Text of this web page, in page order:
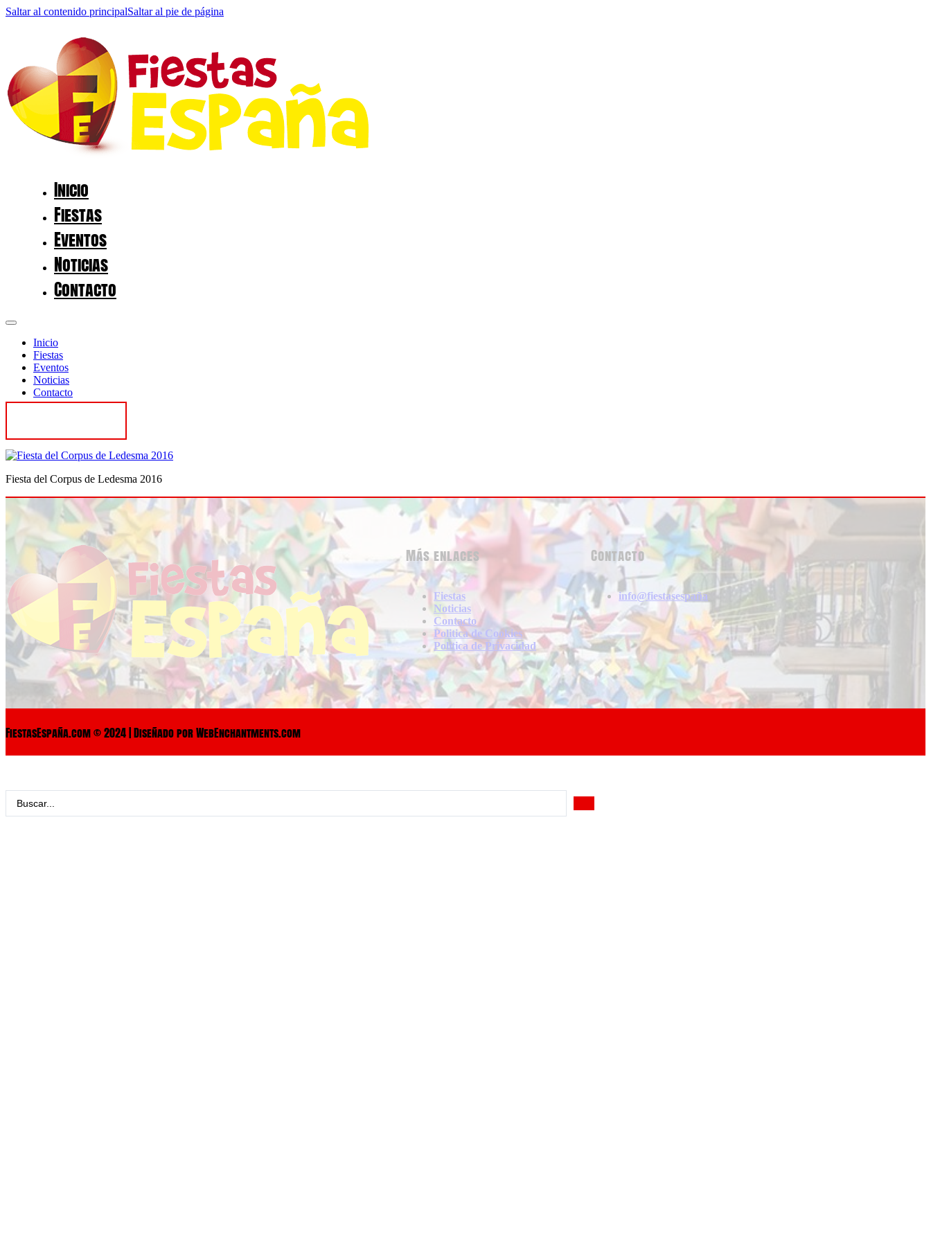
Saltar al contenido principalSaltar al pie de página
Inicio
Fiestas
Eventos
Noticias
Contacto
Inicio
Fiestas
Eventos
Noticias
Contacto
Fiesta del Corpus de Ledesma 2016
Más enlaces
Fiestas
Noticias
Contacto
Politica de Cookies
Politica de Privacidad
Contacto
info@fiestasespaña
FiestasEspaña.com © 2024 | Diseñado por WebEnchantments.com